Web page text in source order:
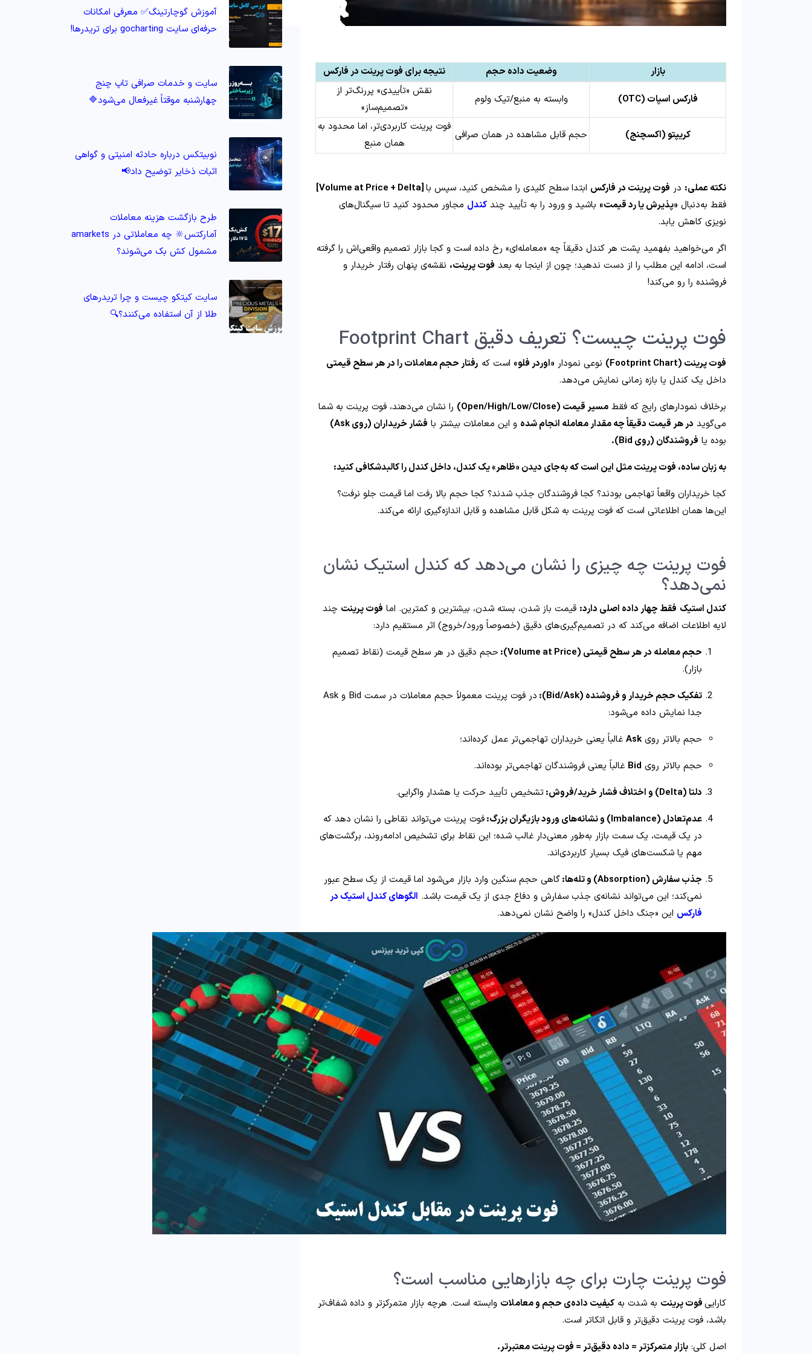
بازار وضعیت داده حجم
نتیجه برای فوت پرینت در فارکس
فارکس اسپات (OTC)
وابسته به منبع/تیک‌ ولوم
نقش «تأییدی» پررنگ‌تر از
«تصمیم‌ساز»
کریپتو (اکسچنج)
حجم قابل مشاهده در همان صرافی
فوت پرینت کاربردی‌تر، اما محدود به
همان منبع
نکته عملی: در فوت پرینت در فارکس ابتدا سطح کلیدی را مشخص کنید، سپس با[Volume at Price + Delta]
فقط به‌دنبال «پذیرش یا رد قیمت» باشید و ورود را به تأیید چند کندل مجاور محدود کنید تا سیگنال‌های
نویزی کاهش یابد.
اگر می‌خواهید بفهمید پشت هر کندل دقیقاً چه «معامله‌ای» رخ داده است و کجا بازار تصمیم واقعی‌اش را گرفته
است، ادامه این مطلب را از دست ندهید؛ چون از اینجا به بعد فوت‌ پرینت، نقشه‌ی پنهان رفتار خریدار و
فروشنده را رو می‌کند!
فوت پرینت چیست؟ تعریف دقیق Footprint Chart
فوت پرینت (Footprint Chart) نوعی نمودار «اوردر فلو» است که رفتار حجم معاملات را در هر سطح قیمتی
داخل یک کندل یا بازه زمانی نمایش می‌دهد.
برخلاف نمودارهای رایج که فقط مسیر قیمت (Open/High/Low/Close)
را نشان می‌دهند، فوت پرینت به شما
می‌گوید در هر قیمت دقیقاً چه مقدار معامله انجام شده و این معاملات بیشتر با فشار خریداران (روی Ask)
بوده یا فروشندگان (روی Bid).
به زبان ساده، فوت پرینت مثل این است که به‌جای دیدن «ظاهر» یک کندل، داخل کندل را کالبدشکافی کنید:
کجا خریداران واقعاً تهاجمی بودند؟ کجا فروشندگان جذب شدند؟ کجا حجم بالا رفت اما قیمت جلو نرفت؟
این‌ها همان اطلاعاتی است که فوت پرینت به شکل قابل مشاهده و قابل اندازه‌گیری ارائه می‌کند.
فوت پرینت چه چیزی را نشان می‌دهد که کندل‌ استیک نشان
نمی‌دهد؟
کندل‌ استیک فقط چهار داده اصلی دارد: قیمت باز شدن، بسته شدن، بیشترین و کمترین. اما فوت پرینت چند
لایه اطلاعات اضافه می‌کند که در تصمیم‌گیری‌های دقیق (خصوصاً ورود/خروج) اثر مستقیم دارد:
حجم معامله در هر سطح قیمتی (Volume at Price):
حجم دقیق در هر سطح قیمت (نقاط تصمیم
بازار).
تفکیک حجم خریدار و فروشنده (Bid/Ask):
در فوت پرینت معمولاً حجم معاملات در سمت Bid و Ask
جدا نمایش داده می‌شود:
حجم بالاتر روی Ask غالباً یعنی خریداران تهاجمی‌تر عمل کرده‌اند؛
حجم بالاتر روی Bid غالباً یعنی فروشندگان تهاجمی‌تر بوده‌اند.
دلتا (Delta) و اختلاف فشار خرید/فروش:
تشخیص تأیید حرکت یا هشدار واگرایی.
عدم‌تعادل (Imbalance) و نشانه‌های ورود بازیگران بزرگ:
فوت پرینت می‌تواند نقاطی را نشان دهد که
در یک قیمت، یک سمت بازار به‌طور معنی‌دار غالب شده؛ این نقاط برای تشخیص ادامه‌روند، برگشت‌های
مهم یا شکست‌های فیک بسیار کاربردی‌اند.
جذب سفارش (Absorption) و تله‌ها:
گاهی حجم سنگین وارد بازار می‌شود اما قیمت از یک سطح عبور
نمی‌کند؛ این می‌تواند نشانه‌ی جذب سفارش و دفاع جدی از یک قیمت باشد. الگوهای کندل‌ استیک در
فارکس این «جنگ داخل کندل» را واضح نشان نمی‌دهد.
فوت پرینت چارت برای چه بازارهایی مناسب است؟
کاراییفوت پرینت به شدت به کیفیت داده‌ی حجم و معاملات وابسته است. هرچه بازار متمرکزتر و داده شفاف‌تر
باشد، فوت پرینت دقیق‌تر و قابل اتکاتر است.
اصل کلی: بازار متمرکزتر = داده دقیق‌تر = فوت پرینت معتبرتر.
آموزش گوچارتینگ✅ معرفی امکانات
حرفه‌ای سایت gocharting برای تریدرها!
سایت و خدمات صرافی تاپ‌ چنج
چهارشنبه موقتاً غیرفعال می‌شود🔷
نوبیتکس درباره حادثه امنیتی و گواهی
اثبات ذخایر توضیح داد📢
طرح بازگشت هزینه معاملات
آمارکتس🔆 چه معاملاتی در amarkets
مشمول کش‌ بک می‌شوند؟
سایت کیتکو چیست و چرا تریدرهای
طلا از آن استفاده می‌کنند؟🔍